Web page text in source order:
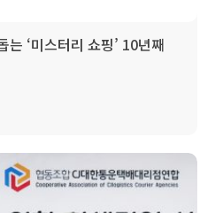
‘미스터리 쇼핑’ 10년째